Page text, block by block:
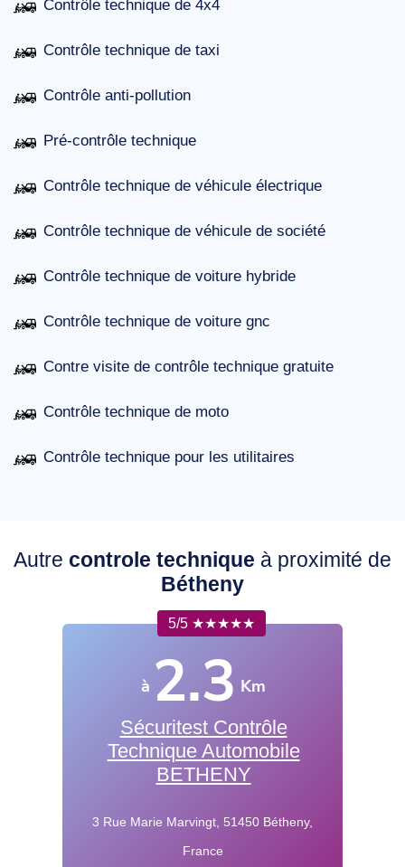
Contrôle technique de 4x4
Contrôle technique de taxi
Contrôle anti-pollution
Pré-contrôle technique
Contrôle technique de véhicule électrique
Contrôle technique de véhicule de société
Contrôle technique de voiture hybride
Contrôle technique de voiture gnc
Contre visite de contrôle technique gratuite
Contrôle technique de moto
Contrôle technique pour les utilitaires
Autre controle technique à proximité de
Bétheny
5/5 ★★★★★
à 2.3 Km
Sécuritest Contrôle
Technique Automobile
BETHENY
3 Rue Marie Marvingt, 51450 Bétheny,
France